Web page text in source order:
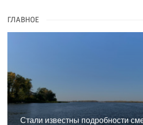
ГЛАВНОЕ
Стали известны подробности